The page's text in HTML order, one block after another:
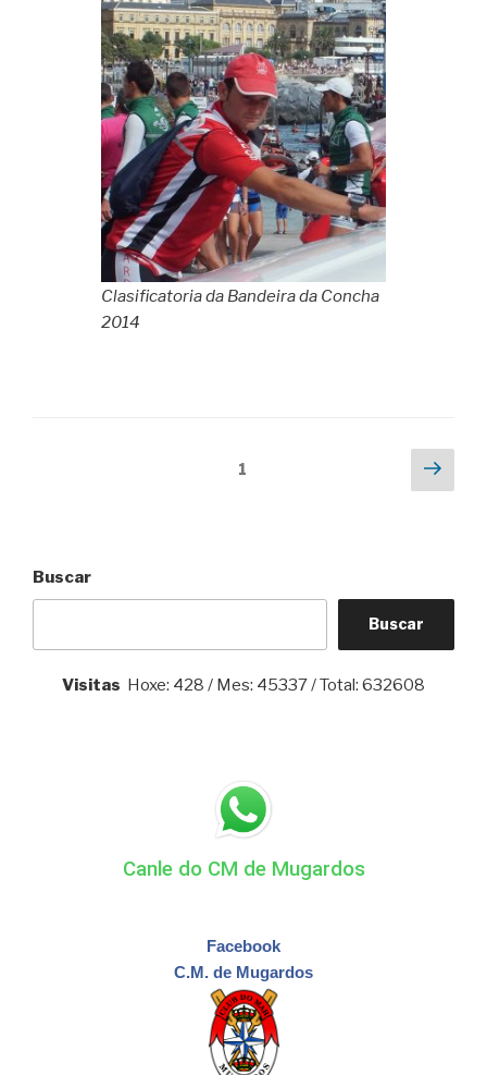
Clasificatoria da Bandeira da Concha
2014
1
Next
Buscar
Buscar
Visitas Hoxe: 428 / Mes: 45337 / Total: 632608
Canle do CM de Mugardos
Facebook
C.M. de Mugardos